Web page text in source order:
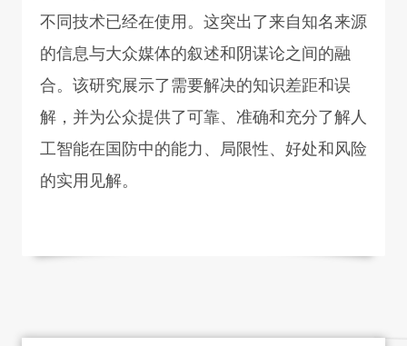
不同技术已经在使用。这突出了来自知名来源
的信息与大众媒体的叙述和阴谋论之间的融
合。该研究展示了需要解决的知识差距和误
解，并为公众提供了可靠、准确和充分了解人
工智能在国防中的能力、局限性、好处和风险
的实用见解。